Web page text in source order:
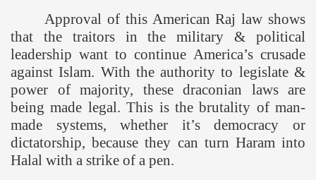
Approval of this American Raj law shows
that the traitors in the military & political
leadership want to continue America’s crusade
against Islam. With the authority to legislate &
power of majority, these draconian laws are
being made legal. This is the brutality of man-
made systems, whether it’s democracy or
dictatorship, because they can turn Haram into
Halal with a strike of a pen.